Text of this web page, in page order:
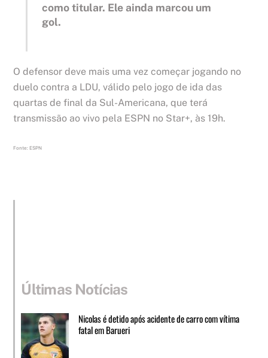
como titular. Ele ainda marcou um
gol.
O defensor deve mais uma vez começar jogando no
duelo contra a LDU, válido pelo jogo de ida das
quartas de final da Sul-Americana, que terá
transmissão ao vivo pela ESPN no Star+, às 19h.
Fonte: ESPN
Últimas Notícias
Nicolas é detido após acidente de carro com vítima
fatal em Barueri